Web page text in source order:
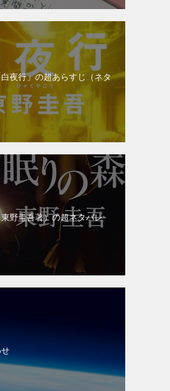
夜行」の超あらすじ（ネタ
野圭吾著）の超ネタバレ